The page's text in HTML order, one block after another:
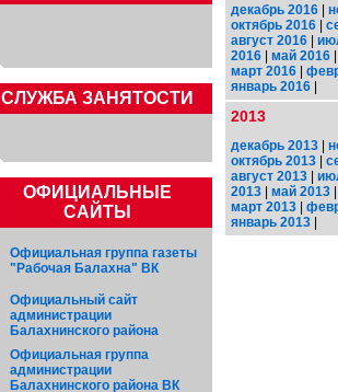
CЛУЖБА ЗАНЯТОСТИ
ОФИЦИАЛЬНЫЕ
САЙТЫ
Официальная группа газеты
"Рабочая Балахна" ВК
Официальный сайт
администрации
Балахнинского района
Официальная группа
администрации
Балахнинского района ВК
декабрь 2016 |
октябрь 2016 |
август 2016 |
2016 | май 2016 |
март 2016 |
январь 2016 |
2013
декабрь 2013 |
октябрь 2013 |
август 2013 |
2013 | май 2013 |
март 2013 |
январь 2013 |